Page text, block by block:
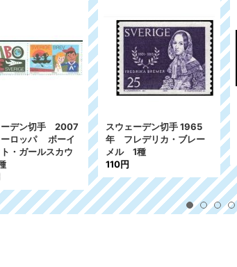
ン王国切手 1968
3種
ハンガリー切手 1968年
民芸品 4種
216円